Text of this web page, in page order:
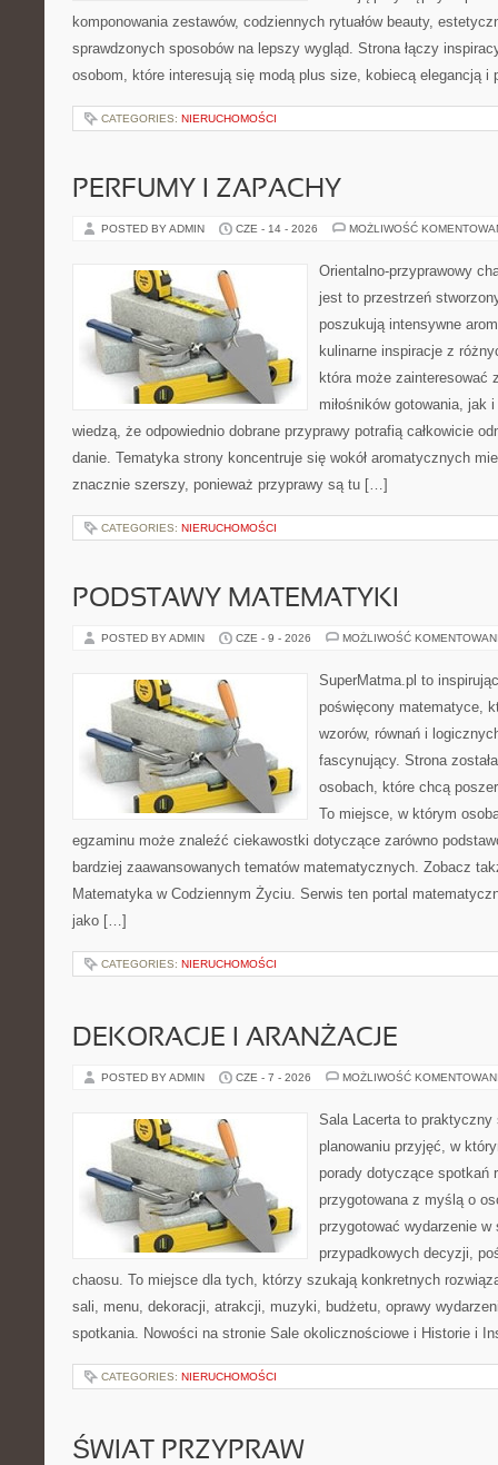
komponowania zestawów, codziennych rytuałów beauty,
sprawdzonych sposobów na lepszy wygląd. Strona łączy
osobom, które interesują się modą plus size, kobiecą elegancją
CATEGORIES: NIERUCHOMOŚCI
PERFUMY I ZAPACHY
POSTED BY ADMIN CZE - 14 - 2026 MOŻLIWOŚĆ
Orientalno-przyprawowy
jest to przestrzeń
poszukują intensywne
kulinarne inspiracje z
która może zainteresować
miłośników gotowania, jak
wiedzą, że odpowiednio dobrane przyprawy potrafią całkowicie
danie. Tematyka strony koncentruje się wokół aromatycznych
znacznie szerszy, ponieważ przyprawy są tu […]
CATEGORIES: NIERUCHOMOŚCI
PODSTAWY MATEMATYKI
POSTED BY ADMIN CZE - 9 - 2026 MOŻLIWOŚĆ
SuperMatma.pl to
poświęcony matematyce,
wzorów, równań i
fascynujący. Strona
osobach, które chcą
To miejsce, w którym
egzaminu może znaleźć ciekawostki dotyczące zarówno
bardziej zaawansowanych tematów matematycznych. Zobacz
Matematyka w Codziennym Życiu. Serwis ten portal
jako […]
CATEGORIES: NIERUCHOMOŚCI
DEKORACJE I ARANŻACJE
POSTED BY ADMIN CZE - 7 - 2026 MOŻLIWOŚĆ
Sala Lacerta to praktyczny
planowaniu przyjęć, w
porady dotyczące spotkań
przygotowana z myślą o
przygotować wydarzenie
przypadkowych decyzji,
chaosu. To miejsce dla tych, którzy szukają konkretnych
sali, menu, dekoracji, atrakcji, muzyki, budżetu, oprawy
spotkania. Nowości na stronie Sale okolicznościowe i Historie i
CATEGORIES: NIERUCHOMOŚCI
ŚWIAT PRZYPRAW